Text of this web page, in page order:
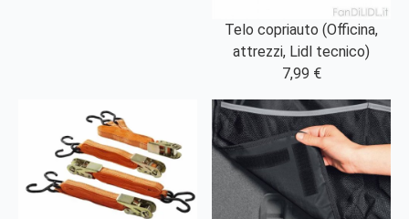
Telo copriauto (Officina,
attrezzi, Lidl tecnico)
7,99 €